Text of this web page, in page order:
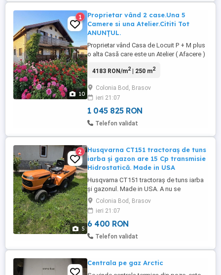
10
1
Proprietar vând 2 case.Una 5
Camere si una Atelier.Cititi Tot
ANUNȚUL.
Proprietar vând Casa de Locuit P + M plus
o alta Casă care este un Atelier ( Afacere )
într-o alta Casa de Locuit și plus încă o
290.000 euro Sau doar casa numărul 1 cu
185 mp+garaj+bucatarie de vara....etc
total 250 mp =199..000 ...
4183 RON/m2| 250 m2
Colonia Bod, Brasov
ieri 21:07
1 045 825 RON
Telefon validat
5
2
Husqvarna CT151 tractoraș de tuns
iarba și gazon are 15 Cp transmisie
Hidrostatică. Made in USA
Husqvarna CT151 tractoraș de tuns iarba
și gazonul. Made in USA. A nu se
confunda cu Tractorașele "Ponei" cu 5-10
cp si o singura lamă de tăiat si transmisie
manuala. Specificații : -Motor: Kohler
Courage pe benzină). -Putere: 15 CP (Cai
Putere) -Transmisie: Hidrostatică
Colonia Bod, Brasov
ieri 21:07
6 400 RON
Telefon validat
Centrala pe gaz Arctic